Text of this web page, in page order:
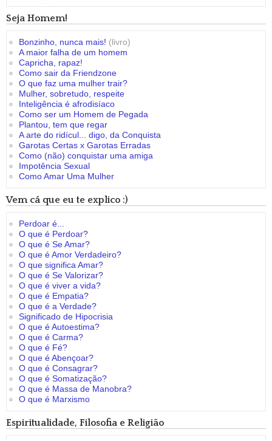
Seja Homem!
Bonzinho, nunca mais! (livro)
A maior falha de um homem
Capricha, rapaz!
Como sair da Friendzone
O que faz uma mulher trair?
Mulher, sobretudo, respeite
Inteligência é afrodisíaco
Como ser um Homem de Pegada
Plantou, tem que regar
A arte do ridícul... digo, da Conquista
Garotas Certas x Garotas Erradas
Como (não) conquistar uma amiga
Impotência Sexual
Como Amar Uma Mulher
Vem cá que eu te explico :)
Perdoar é...
O que é Perdoar?
O que é Se Amar?
O que é Amor Verdadeiro?
O que significa Amar?
O que é Se Valorizar?
O que é viver a vida?
O que é Empatia?
O que é a Verdade?
Significado de Hipocrisia
O que é Autoestima?
O que é Carma?
O que é Fé?
O que é Abençoar?
O que é Consagrar?
O que é Somatização?
O que é Massa de Manobra?
O que é Marxismo
Espiritualidade, Filosofia e Religião